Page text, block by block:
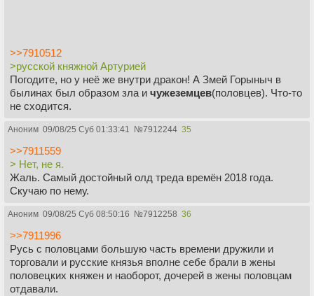
>>7910512
>русской княжной Артурией
Погодите, но у неё же внутри дракон! А Змей Горыныч в
былинах был образом зла и чужеземцев(половцев). Что-то
не сходится.
Аноним 09/08/25 Суб 01:33:41 №7912244 35
>>7911559
> Нет, не я.
Жаль. Самый достойный олд треда времён 2018 года.
Скучаю по нему.
Аноним 09/08/25 Суб 08:50:16 №7912258 36
>>7911996
Русь с половцами большую часть времени дружили и
торговали и русские князья вполне себе брали в жены
половецких княжен и наоборот, дочерей в жены половцам
отдавали.